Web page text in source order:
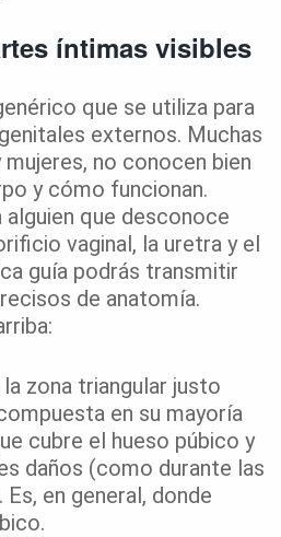
íntimas visibles
que se utiliza para
externos. Muchas
no conocen bien
y cómo funcionan.
que desconoce
vaginal, la uretra y el
guía podrás transmitir
de anatomía.
la zona triangular justo
en su mayoría
cubre el hueso púbico y
daños (como durante las
en general, donde